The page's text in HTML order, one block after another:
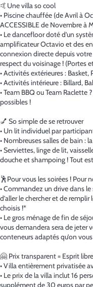
🤙Une villa so cool
• Piscine chauffée (de Avril à
ACCESSIBLE de Novembre à
• Le dancefloor doté d’un
amplificateur Octavio et des
connexion directe depuis
respect du voisinage ! (Portes
• Activités extérieures :
• Activités intérieure : Billard,
• Team BBQ ou Team
possibles !
💅 So simple de se retrouver
• Un lit individuel par
• Nombreuses salles de bain :
• Serviettes, linge de lit,
douche et shampoing ! Tout
🕺Pour vous les soirées ! Pour
• Commandez un drive dans
d’aller le chercher et de
choisis !*
• Le gros ménage de fin de
vous demandera sera de jeter
conteneurs adaptés qu’on
🤗 Prix transparent = Esprit
• Villa entièrement privatisée
• Le prix de la villa inclut 16
supplément de 30 euros par